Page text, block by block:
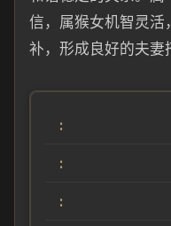
信，属猴女机智灵活
补，形成良好的夫妻